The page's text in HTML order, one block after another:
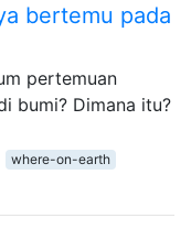
bertemu pada
pertemuan
bumi? Dimana itu?
where-on-earth